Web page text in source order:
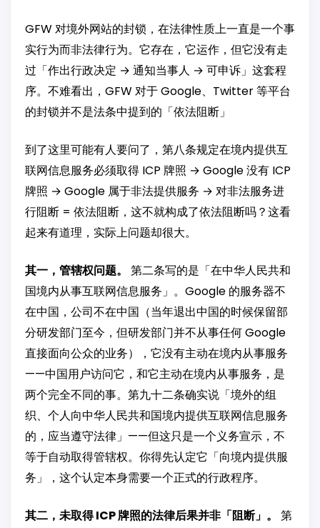
GFW 对境外网站的封锁，在法律性质上一直是一个事
实行为而非法律行为。它存在，它运作，但它没有走
过「作出行政决定 → 通知当事人 → 可申诉」这套程
序。不难看出，GFW 对于 Google、Twitter 等平台
的封锁并不是法条中提到的「依法阻断」
到了这里可能有人要问了，第八条规定在境内提供互
联网信息服务必须取得 ICP 牌照 → Google 没有 ICP
牌照 → Google 属于非法提供服务 → 对非法服务进
行阻断 = 依法阻断，这不就构成了依法阻断吗？这看
起来有道理，实际上问题却很大。
其一，管辖权问题。
第二条写的是「在中华人民共和
国境内从事互联网信息服务」。Google 的服务器不
在中国，公司不在中国（当年退出中国的时候保留部
分研发部门至今，但研发部门并不从事任何 Google
直接面向公众的业务），它没有主动在境内从事服务
——中国用户访问它，和它主动在境内从事服务，是
两个完全不同的事。第九十二条确实说「境外的组
织、个人向中华人民共和国境内提供互联网信息服务
的，应当遵守法律」——但这只是一个义务宣示，不
等于自动取得管辖权。你得先认定它「向境内提供服
务」，这个认定本身需要一个正式的行政程序。
其二，未取得 ICP 牌照的法律后果并非「阻断」。
第